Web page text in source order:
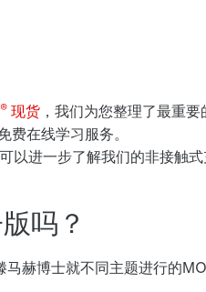
® 现货 ，我们为您整理了最重要
在线学习服务。
以进一步了解我们的非接触
吗？
赫博士就不同主题进行的